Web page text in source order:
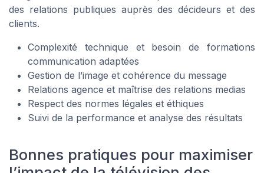
des relations publiques auprès des décideurs et des
clients.
Complexité technique et besoin de formations
communication adaptées
Gestion de l’image et cohérence du message
Relations agence et maîtrise des relations medias
Respect des normes légales et éthiques
Suivi de la performance et analyse des résultats
Bonnes pratiques pour maximiser